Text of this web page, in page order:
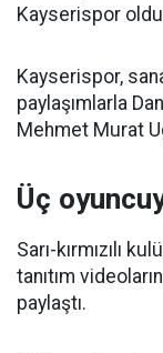
Kayserispor
Kayserispor,
paylaşımlarla
Mehmet Murat
Üç
Sarı-kırmızılı
tanıtım
paylaştı.